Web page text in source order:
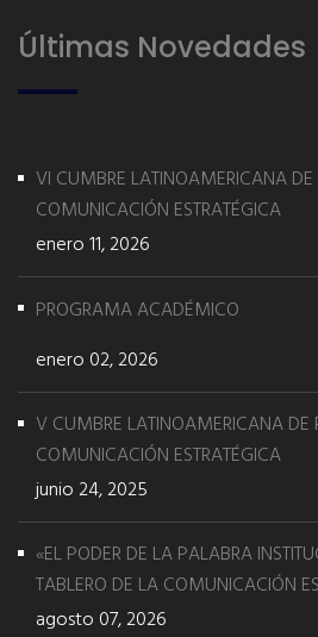
Últimas Novedades
VI CUMBRE LATINOAMERICANA
COMUNICACIÓN ESTRATÉGICA
enero 11, 2026
PROGRAMA ACADÉMICO
enero 02, 2026
V CUMBRE LATINOAMERICANA DE
COMUNICACIÓN ESTRATÉGICA
junio 24, 2025
«EL PODER DE LA PALABRA
TABLERO DE LA COMUNICACIÓN
agosto 07, 2026